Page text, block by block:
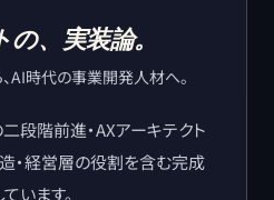
、実装論。
AI時代の事業開発人材へ。
段階前進・AXアーキテクト
・経営層の役割を含む完成
います。